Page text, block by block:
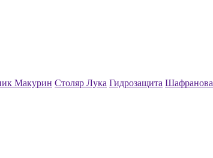
Макурин Столяр Лука Гидрозащита Шафранова